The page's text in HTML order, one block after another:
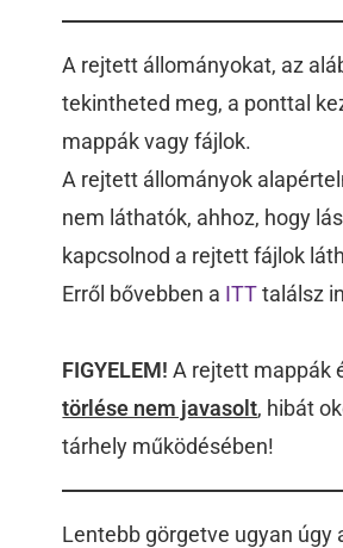
A rejtett állományokat, az
tekintheted meg, a ponttal
mappák vagy fájlok.
A rejtett állományok
nem láthatók, ahhoz, hogy
kapcsolnod a rejtett fájlok
Erről bővebben a ITTtalálsz
FIGYELEM! A rejtett mappák
törlése nem javasolt, hibát
tárhely működésében!
Lentebb görgetve ugyan úgy